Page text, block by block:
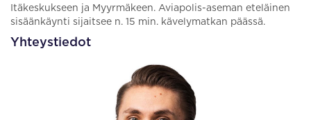
Itäkeskukseen ja Myyrmäkeen. Aviapolis-aseman eteläinen
sisäänkäynti sijaitsee n. 15 min. kävelymatkan päässä.
Yhteystiedot